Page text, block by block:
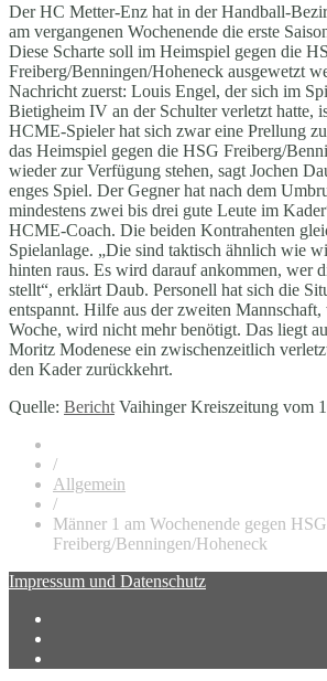
Der HC Metter-Enz hat in der Handball-
am vergangenen Wochenende die erste
Diese Scharte soll im Heimspiel gegen die
Freiberg/Benningen/Hoheneck ausgewetzt
Nachricht zuerst: Louis Engel, der sich im
Bietigheim IV an der Schulter verletzt hatte,
HCME-Spieler hat sich zwar eine Prellung
das Heimspiel gegen die HSG Freiberg/
wieder zur Verfügung stehen, sagt Jochen
enges Spiel. Der Gegner hat nach dem
mindestens zwei bis drei gute Leute im
HCME-Coach. Die beiden Kontrahenten
Spielanlage. „Die sind taktisch ähnlich wie
hinten raus. Es wird darauf ankommen, wer
stellt“, erklärt Daub. Personell hat sich die
entspannt. Hilfe aus der zweiten
Woche, wird nicht mehr benötigt. Das liegt
Moritz Modenese ein zwischenzeitlich
den Kader zurückkehrt.
Quelle: Bericht Vaihinger Kreiszeitung vom
/
Allgemein
/
Männer 1 am Wochenende gegen HSG
Freiberg/Benningen/Hoheneck
Impressum und Datenschutz